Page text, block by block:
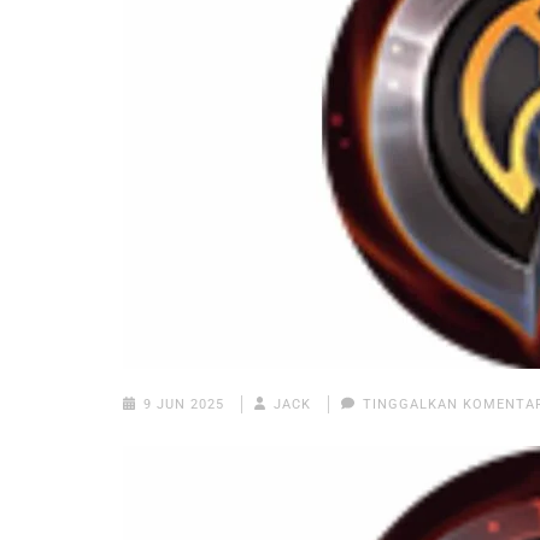
9 JUN 2025 JACK TINGGALKAN